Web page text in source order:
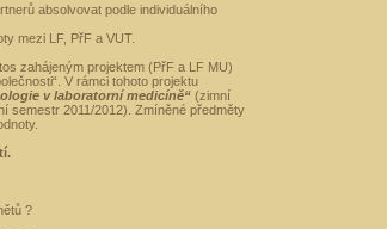
absolvovat podle individuálního
mezi LF, PřF a VUT.
zahájeným projektem (PřF a LF MU)
V rámci tohoto projektu
v laboratorní medicíně“ (zimní
semestr 2011/2012). Zmíněné předměty
?